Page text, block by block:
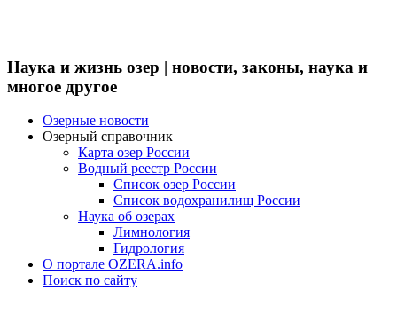
Наука и жизнь озер | новости, законы, наука и
многое другое
Озерные новости
Озерный справочник
Карта озер России
Водный реестр России
Список озер России
Список водохранилищ России
Наука об озерах
Лимнология
Гидрология
О портале OZERA.info
Поиск по сайту